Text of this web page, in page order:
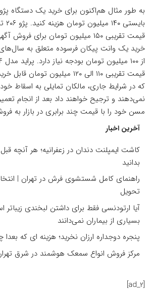
قیمت تقریبی ۱۵۰ میلیون تومان
قیمت تقریبی ۱۱۰ الی ۱۲۰ میلیون
که در شرایط جاری، مالکان تمایلی به اسقاط
نمی‌دهند و ترجیح خواهند داد بعد از انجام
مسن خود را با قیمت چند برابری در بازار به
آخرین اخبار
کاشت ایمپلنت دندان در زعفرانیه؛ هر آنچه
بدانید
راهنمای کامل شستشوی فرش در تهران |
تحویل
آیا ارتودنسی فقط برای داشتن لبخندی
بسیاری از بیماران نمی‌دانند
پنجره دوجداره ارزان نخرید؛ هزینه ای که بعدا
مرکز فروش انواع سمعک هوشمند در شرق
[ad_2]